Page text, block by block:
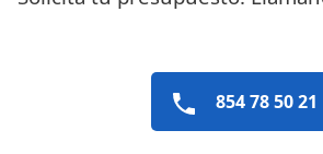
854 78 50 21